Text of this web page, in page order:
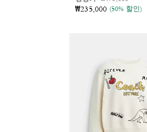
₩235,000 (50% 할인)